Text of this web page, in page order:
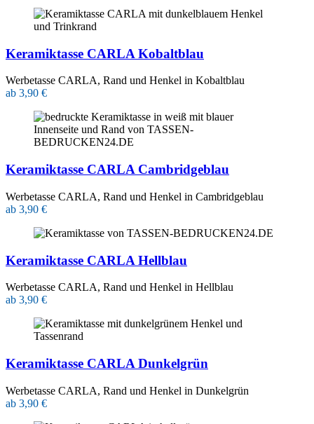
Keramiktasse CARLA Kobaltblau
Werbetasse CARLA, Rand und Henkel in Kobaltblau
ab 3,90 €
Keramiktasse CARLA Cambridgeblau
Werbetasse CARLA, Rand und Henkel in Cambridgeblau
ab 3,90 €
Keramiktasse CARLA Hellblau
Werbetasse CARLA, Rand und Henkel in Hellblau
ab 3,90 €
Keramiktasse CARLA Dunkelgrün
Werbetasse CARLA, Rand und Henkel in Dunkelgrün
ab 3,90 €